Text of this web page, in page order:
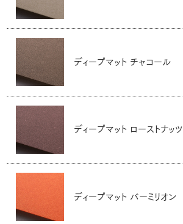
ディープマット チャコール
ディープマット ローストナッツ
ディープマット バーミリオン